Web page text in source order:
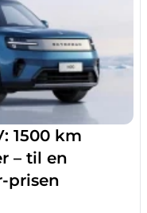
1500 km
– til en
prisen